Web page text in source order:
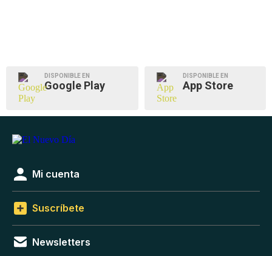
DISPONIBLE EN
Google Play
DISPONIBLE EN
App Store
Mi cuenta
Suscríbete
Newsletters